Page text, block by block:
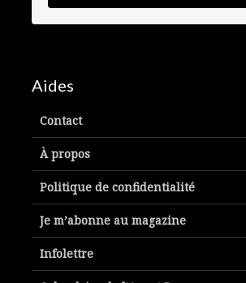
Aides
Contact
À propos
Politique de confidentialité
Je m’abonne au magazine
Infolettre